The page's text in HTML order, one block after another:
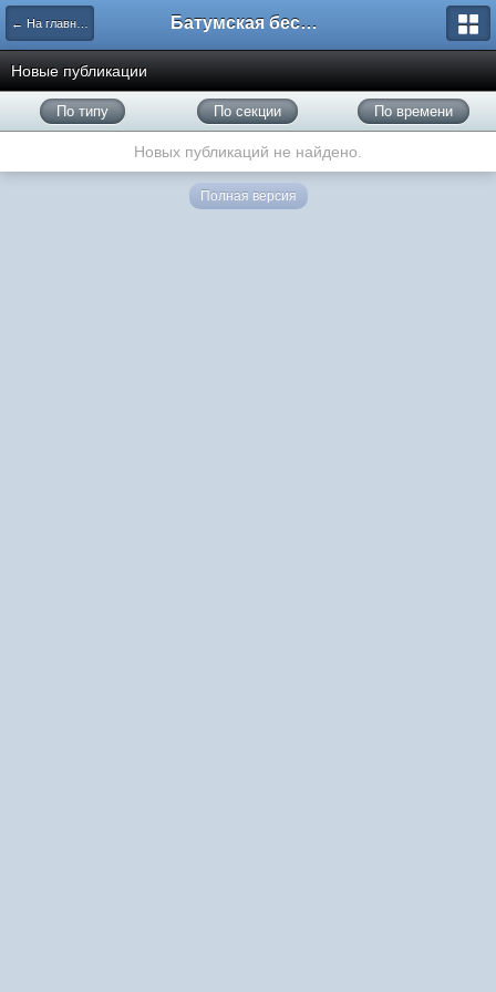
← На главную Батумская беседка
Новые публикации
По типу По секции По времени
Новых публикаций не найдено.
Полная версия